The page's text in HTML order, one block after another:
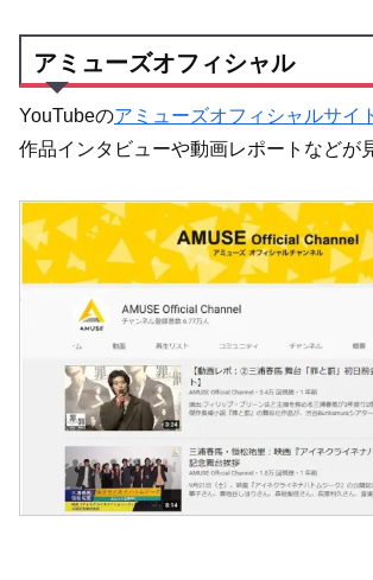
アミューズオフィシャル
YouTubeのアミューズオフィシャルサイ
作品インタビューや動画レポートなどが